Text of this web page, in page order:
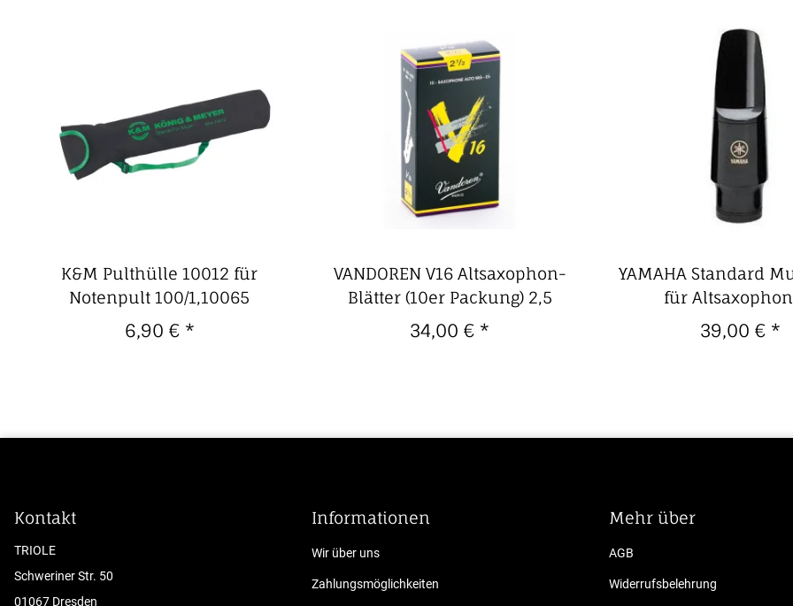
K&M Pulthülle 10012 für
Notenpult 100/1,10065
6,90 € *
VANDOREN V16 Altsaxophon-
Blätter (10er Packung) 2,5
34,00 € *
YAMAHA Standard
für Altsaxophon
39,00 € *
Kontakt
TRIOLE
Schweriner Str. 50
01067 Dresden
Informationen
Wir über uns
Zahlungsmöglichkeiten
Mehr über
AGB
Widerrufsbelehrung